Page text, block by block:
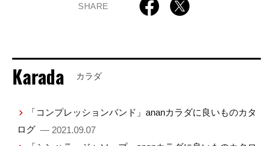
SHARE
Karada カラダ
「コンプレッションバンド」ananカラダに良いものカタ
ログ — 2021.09.07